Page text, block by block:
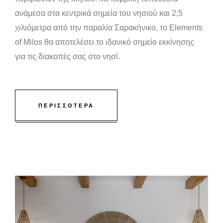
ανάμεσα στα κεντρικά σημεία του νησιού και 2,5
χιλιόμετρα από την παραλία Σαρακήνικο, το Elements
of Milos θα αποτελέσει το ιδανικό σημείο εκκίνησης
για τις διακοπές σας στο νησί.
ΠΕΡΙΣΣΟΤΕΡΑ